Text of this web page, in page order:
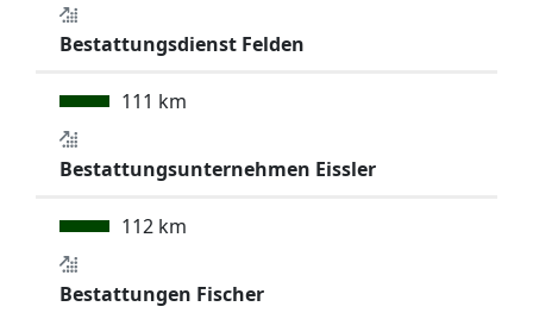
Bestattungsdienst Felden
111 km
Bestattungsunternehmen Eissler
112 km
Bestattungen Fischer